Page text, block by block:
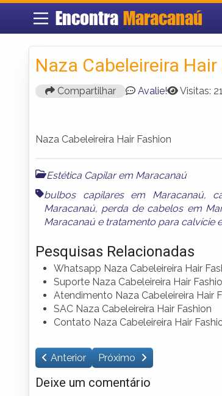
Encontra Maracanaú
Naza Cabeleireira Hair
Compartilhar Avalie! Visitas:
Naza Cabeleireira Hair Fashion
Estética Capilar em Maracanaú
bulbos capilares em Maracanaú,
Maracanaú, perda de cabelos em
Maracanaúe tratamento para calvície
Pesquisas Relacionadas
Whatsapp Naza Cabeleireira Hair
Suporte Naza Cabeleireira Hair
Atendimento Naza Cabeleireira Hair
SAC Naza Cabeleireira Hair Fashion
Contato Naza Cabeleireira Hair
Anterior Próximo
Deixe um comentário